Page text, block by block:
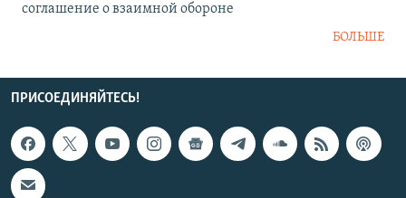
соглашение о взаимной обороне
БОЛЬШЕ
ПРИСОЕДИНЯЙТЕСЬ!